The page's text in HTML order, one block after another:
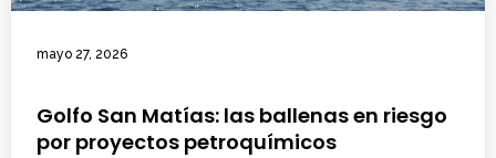
mayo 27, 2026
Golfo San Matías: las ballenas en riesgo
por proyectos petroquímicos